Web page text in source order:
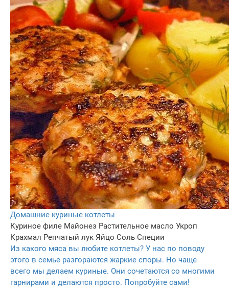
Домашние куриные котлеты
Куриное филе Майонез Растительное масло Укроп
Крахмал Репчатый лук Яйцо Соль Специи
Из какого мяса вы любите котлеты? У нас по поводу
этого в семье разгораются жаркие споры. Но чаще
всего мы делаем куриные. Они сочетаются со многими
гарнирами и делаются просто. Попробуйте сами!